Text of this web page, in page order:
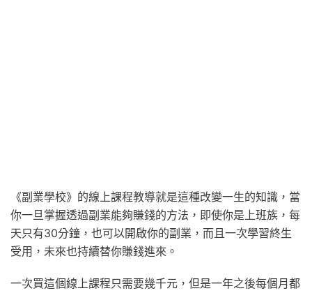
《副業學校》的線上課程教導就是這種改變一生的知識，當
你一旦掌握透過副業能夠賺錢的方法，即使你是上班族，每
天只有30分鐘，也可以開啟你的副業，而且一次學習終生
受用，未來也持續替你賺錢進來。
一次買這個線上課程只需要幾千元，但是一年之後每個月都